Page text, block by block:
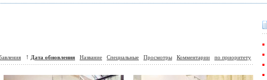
↑ Дата обновления Название Специальные Просмотры Комментарии по приоритету